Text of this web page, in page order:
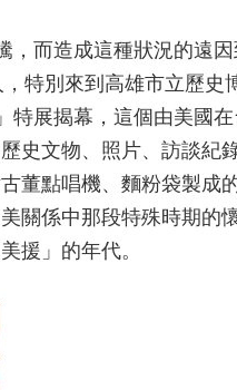
而造成這種狀況的遠因
特別來到高雄市立歷史
特展揭幕，這個由美國
史文物、照片、訪談紀
董點唱機、麵粉袋製成
關係中那段特殊時期的
援」的年代。